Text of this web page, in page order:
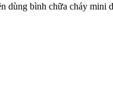
dùng bình chữa cháy